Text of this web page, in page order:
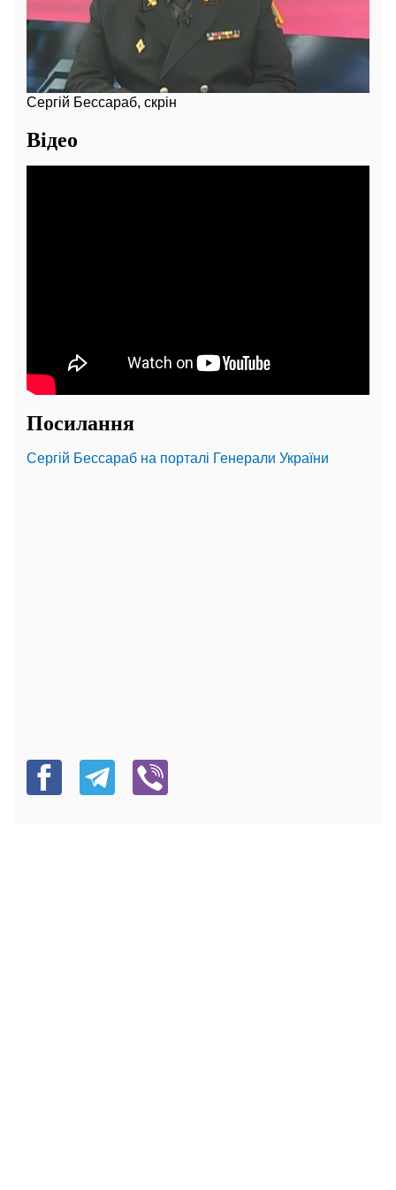
Сергій Бессараб, скрін
Відео
Посилання
Сергій Бессараб на порталі Генерали України